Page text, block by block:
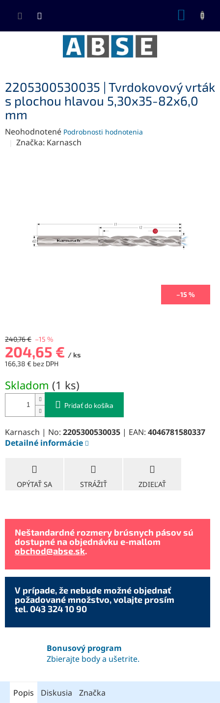
2205300530035 | Tvrdokovový vrták
s plochou hlavou 5,30x35-82x6,0
mm
Priemerné
hodnotenie
Neohodnotené Podrobnosti hodnotenia
Značka: Karnasch
–15 %
240,76 € –15 %
204,65 € / ks
166,38 € bez DPH
cena:
Skladom (1 ks)
Pridať do košíka
Karnasch | No: 2205300530035 | EAN: 4046781580337
Detailné informácie
OPÝTAŤ SA STRÁŽIŤ ZDIEĽAŤ
Neštandardné rozmery brúsnych pásov sú
dostupné na objednávku e-mallom
obchod@abse.sk.
V prípade, že nebude možné objednať
požadované množstvo, volajte prosím
tel. 043 324 10 90
Bonusový program
Zbierajte body a ušetrite.
Popis Diskusia Značka